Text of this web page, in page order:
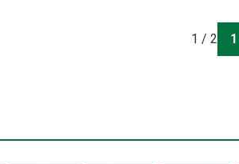
1 / 2 1